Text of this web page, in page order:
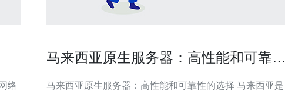
马来西亚原生服务器：高性能和可靠性
马来西亚原生服务器：高性能和可靠性的选择 马来西亚是